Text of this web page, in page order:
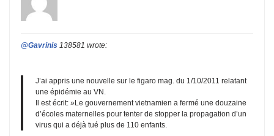
@Gavrinis 138581 wrote:
J’ai appris une nouvelle sur le figaro mag. du 1/10/2011 relatant
une épidémie au VN.
Il est écrit: »Le gouvernement vietnamien a fermé une douzaine
d’écoles maternelles pour tenter de stopper la propagation d’un
virus qui a déjà tué plus de 110 enfants.